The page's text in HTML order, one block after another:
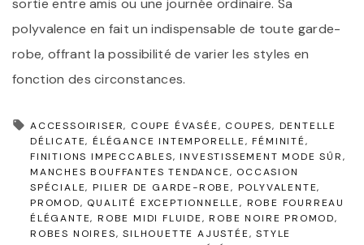
sortie entre amis ou une journée ordinaire. Sa
polyvalence en fait un indispensable de toute garde-
robe, offrant la possibilité de varier les styles en
fonction des circonstances.
ACCESSOIRISER COUPE ÉVASÉE COUPES DENTELLE
DÉLICATE ÉLÉGANCE INTEMPORELLE
FÉMINITÉ
FINITIONS IMPECCABLES
INVESTISSEMENT MODE SÛR
MANCHES BOUFFANTES TENDANCE
OCCASION
SPÉCIALE PILIER DE GARDE-ROBE POLYVALENTE
PROMOD
QUALITÉ EXCEPTIONNELLE ROBE FOURREAU
ÉLÉGANTE ROBE MIDI FLUIDE
ROBE NOIRE PROMOD
ROBES NOIRES
SILHOUETTE AJUSTÉE
STYLE